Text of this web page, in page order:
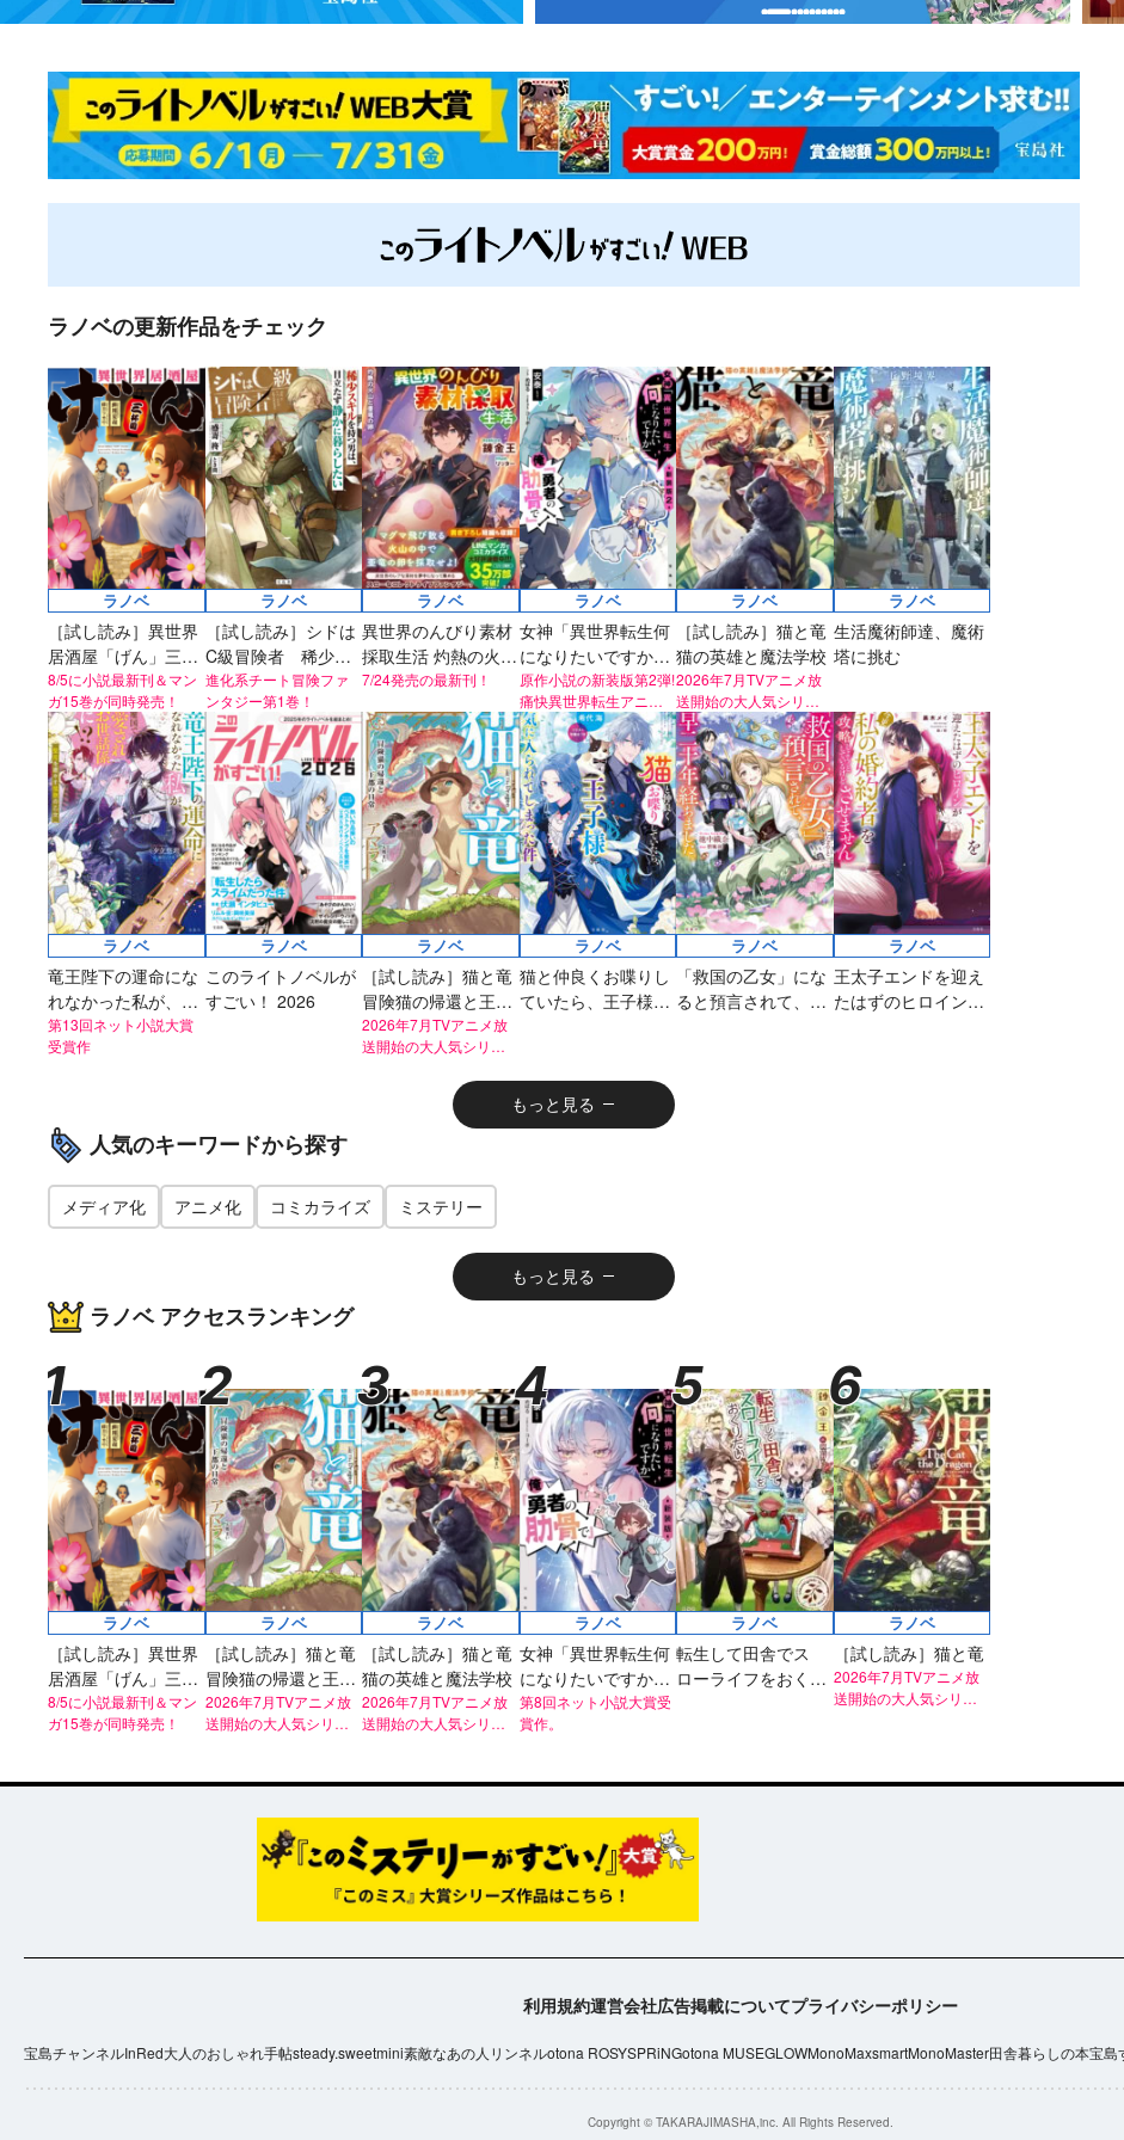
ラノベ
魔法少女育成計画
2026年秋、TVアニ
メ『魔法少女育成計
画restart』放送決
マンガ
愛蔵版 花ぶらん
こゆれて
太刀掛秀子の名作が
紙で復刊！
マンガ
【試し読み】異世
界でも鍵屋さん
異世界お仕事ファン
タジー、最終第10巻
好評発売中！
小説
ヒミコの暗号
（上）
上下巻ともに好評発
売中！
ラノベ
女神「異世界転生
何になりたいです
か」 俺「勇者の
肋骨で」 新装版
第8回ネット小説大
賞受賞作。
ラノベの更新作品をチェック
ラノベ
［試し読み］異世界
居酒屋「げん」三杯
目
8/5に小説最新刊＆マン
ガ15巻が同時発売！
ラノベ
［試し読み］シドは
C級冒険者 稀少ス
キルを持つ男は、目
立たず静かに暮らし
たい
進化系チート冒険ファ
ンタジー第1巻！
ラノベ
異世界のんびり素材
採取生活 灼熱の火山
と亜竜の卵
7/24発売の最新刊！
ラノベ
女神「異世界転生何
になりたいですか」
俺「勇者の肋骨で」
新装版2
原作小説の新装版第2弾!
痛快異世界転生アニメ
も超話題！
ラノベ
［試し読み］猫と竜
猫の英雄と魔法学校
2026年7月TVアニメ放
送開始の大人気シリー
ズ！
ラノベ
生活魔術師達、魔術
塔に挑む
ラノベ
竜王陛下の運命にな
れなかった私が、魔
国で愛されお世話係
に!? 聖花を癒やす弦
第13回ネット小説大賞
受賞作
ラノベ
このライトノベルが
すごい！ 2026
ラノベ
［試し読み］猫と竜
冒険猫の帰還と王都
の日常
2026年7月TVアニメ放
送開始の大人気シリー
ラノベ
猫と仲良くお喋りし
ていたら、王子様に
ラノベ
「救国の乙女」にな
ると預言されて、早
ラノベ
王太子エンドを迎え
たはずのヒロインが
もっと見る
人気のキーワードから探す
メディア化 アニメ化 コミカライズ ミステリー
もっと見る
ラノベ アクセスランキング
ラノベ
［試し読み］異世界
居酒屋「げん」三杯
目
8/5に小説最新刊＆マン
ガ15巻が同時発売！
ラノベ
［試し読み］猫と竜
冒険猫の帰還と王都
の日常
2026年7月TVアニメ放
送開始の大人気シリー
ラノベ
［試し読み］猫と竜
猫の英雄と魔法学校
2026年7月TVアニメ放
送開始の大人気シリー
ラノベ
女神「異世界転生何
になりたいですか」
俺「勇者の肋骨で」
新装版
第8回ネット小説大賞受
賞作。
ラノベ
転生して田舎でス
ローライフをおくり
ラノベ
［試し読み］猫と竜
2026年7月TVアニメ放
送開始の大人気シリー
利用規約運営会社広告掲載についてプライバシーポリシー
宝島チャンネルInRed大人のおしゃれ手帖steady.sweetmini素敵なあの人 リンネルotona ROSYSPRiNGotona MUSEGLOWMonoMaxsmartMonoMaster田舎暮らしの本宝島
Copyright © TAKARAJIMASHA,inc. All Rights Reserved.